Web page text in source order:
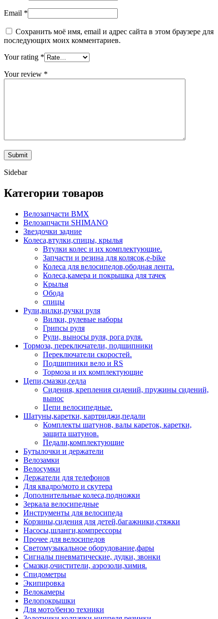
Email *
Сохранить моё имя, email и адрес сайта в этом браузере для
последующих моих комментариев.
Your rating *
Your review *
Sidebar
Категории товаров
Велозапчасти BMX
Велозапчасти SHIMANO
Звездочки задние
Колеса,втулки,спицы, крылья
Втулки колес и их комплектующие.
Запчасти и резина для колясок,e-bike
Колеса для велосипедов,ободная лента.
Колеса,камера и покрышка для тачек
Крылья
Обода
спицы
Рули,вилки,ручки руля
Вилки, рулевые наборы
Грипсы руля
Рули, выносы руля, рога руля.
Тормоза, переключатели, подшипники
Переключатели скоростей.
Подшипники вело и RS
Тормоза и их комплектующие
Цепи,смазки,седла
Сидения, крепления сидений, пружины сидений,
вынос
Цепи велосипедные.
Шатуны,каретки, картриджи,педали
Комплекты шатунов, валы кареток, каретки,
защита шатунов.
Педали,комплектующие
Бутылочки и держатели
Велозамки
Велосумки
Держатели для телефонов
Для квадро/мото и скутера
Дополнительные колеса,подножки
Зеркала велосипедные
Инструменты для велосипеда
Корзины,сидения для детей,багажники,стяжки
Насосы,шланги,компрессоры
Прочее для велосипедов
Светомузыкальное оборудование,фары
Сигналы пневматические, дудки, звонки
Смазки,очистители, аэрозоли,химия.
Спидометры
Экипировка
Велокамеры
Велопокрышки
Для мото/бензо техники